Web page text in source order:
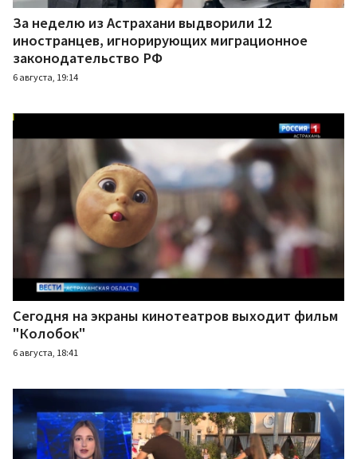
За неделю из Астрахани выдворили 12
иностранцев, игнорирующих миграционное
законодательство РФ
6 августа, 19:14
Сегодня на экраны кинотеатров выходит фильм
"Колобок"
6 августа, 18:41